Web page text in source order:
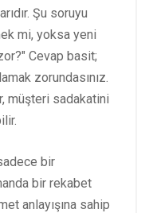
Şu soruyu
mi, yoksa yeni
Cevap basit;
zorundasınız.
müşteri sadakatini
bir
bir rekabet
anlayışına sahip